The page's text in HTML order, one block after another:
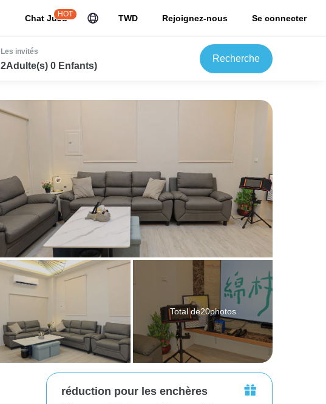
Chat JuJu
HOT TWD Rejoignez-nous Se connecter
Les invités
2Adulte(s) 0 Enfants)
Recherche
Total de20photos
réduction pour les enchères